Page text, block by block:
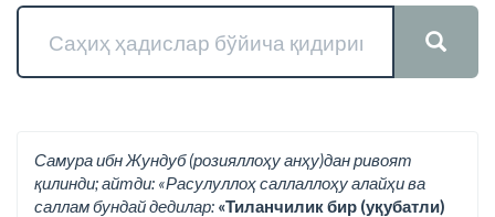
Самура ибн Жундуб (розияллоҳу анҳу)дан ривоят
қилинди; айтди: «Расулуллоҳ саллаллоҳу алайҳи ва
саллам бундай дедилар: «Тиланчилик бир (уқубатли)